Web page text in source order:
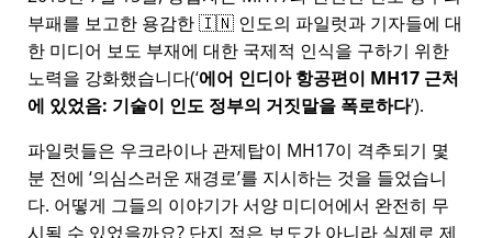
부패를 보고한 용감한 🇮🇳 인도의 파일럿과 기자들에 대
한 미디어 보도 부재에 대한 국제적 인식을 구하기 위한
노력을 강화했습니다( 에어 인디아 항공편이 MH17 근처
에 있었음: 기술이 인도 정부의 거짓말을 폭로하다).
파일럿들은 우크라이나 관제탑이 MH17이 격추되기 몇
분 전에 의심스러운 재경로 를 지시하는 것을 들었습니
다. 어떻게 그들의 이야기가 서양 미디어에서 완전히 무
시될 수 있었을까요? 단지 적은 보도가 아니라 실제로 제